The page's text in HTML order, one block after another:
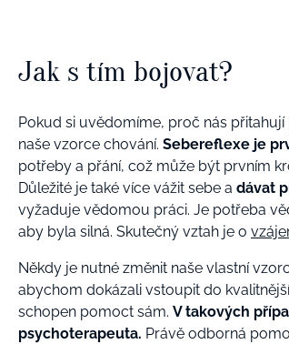
Jak s tím bojovat?
Pokud si uvědomíme, proč nás
naše vzorce chování. Sebereflexe je
potřeby a přání, což může být prvním
Důležité je také více vážit sebe a dávat
vyžaduje vědomou práci. Je potřeba
aby byla silná. Skutečný vztah je o
Někdy je nutné změnit naše vlastní
abychom dokázali vstoupit do
schopen pomoct sám. V takových
psychoterapeuta. Právě odborná